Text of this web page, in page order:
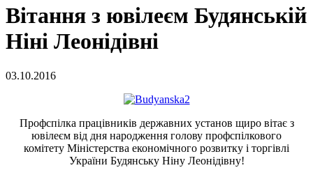
Вітання з ювілеєм Будянській
Ніні Леонідівні
03.10.2016
Профспілка працівників державних установ щиро вітає з
ювілеєм від дня народження голову профспілкового
комітету Міністерства економічного розвитку і торгівлі
України Будянську Ніну Леонідівну!